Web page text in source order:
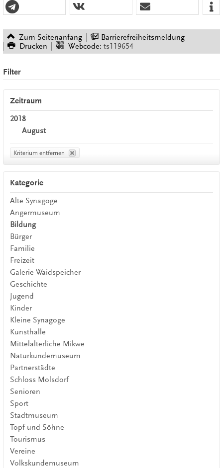
Zum Seitenanfang
Barrierefreiheitsmeldung
Drucken
Webcode: ts119654
Filter
Zeitraum
2018
August
Kriterium entfernen
Kategorie
Alte Synagoge
Angermuseum
Bildung
Bürger
Familie
Freizeit
Galerie Waidspeicher
Geschichte
Jugend
Kinder
Kleine Synagoge
Kunsthalle
Mittelalterliche Mikwe
Naturkundemuseum
Partnerstädte
Schloss Molsdorf
Senioren
Sport
Stadtmuseum
Topf und Söhne
Tourismus
Vereine
Volkskundemuseum